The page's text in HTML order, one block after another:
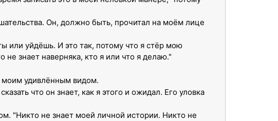
Он, должно быть, прочитал на моём лице
или уйдёшь. И это так, потому что я стёр мою
знает наверняка, кто я или что я делаю."
моим удивлённым видом.
что он знает, как я этого и ожидал. Его уловка
"Никто не знает моей личной истории. Никто не